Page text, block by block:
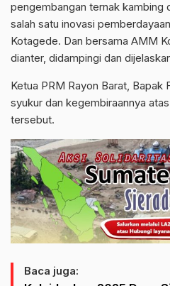
pengembangan ternak kambing
salah satu inovasi
Kotagede. Dan bersama AMM
dianter, didampingi dan
Ketua PRM Rayon Barat, Bapak
syukur dan kegembiraannya
tersebut.
Baca juga: